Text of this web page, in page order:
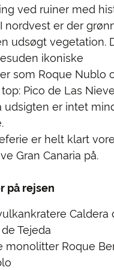
ved ruiner med
nordvest er der
udsøgt vegetation.
ikoniske
som Roque Nublo
Pico de Las
udsigten er intet
er helt klart
Gran Canaria på.
på rejsen
Caldera
Tejeda
monolitter Roque